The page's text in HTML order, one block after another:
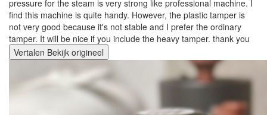
pressure for the steam is very strong like professional machine. I
find this machine is quite handy. However, the plastic tamper is
not very good because it's not stable and I prefer the ordinary
tamper. It will be nice if you include the heavy tamper. thank you
Vertalen Bekijk origineel